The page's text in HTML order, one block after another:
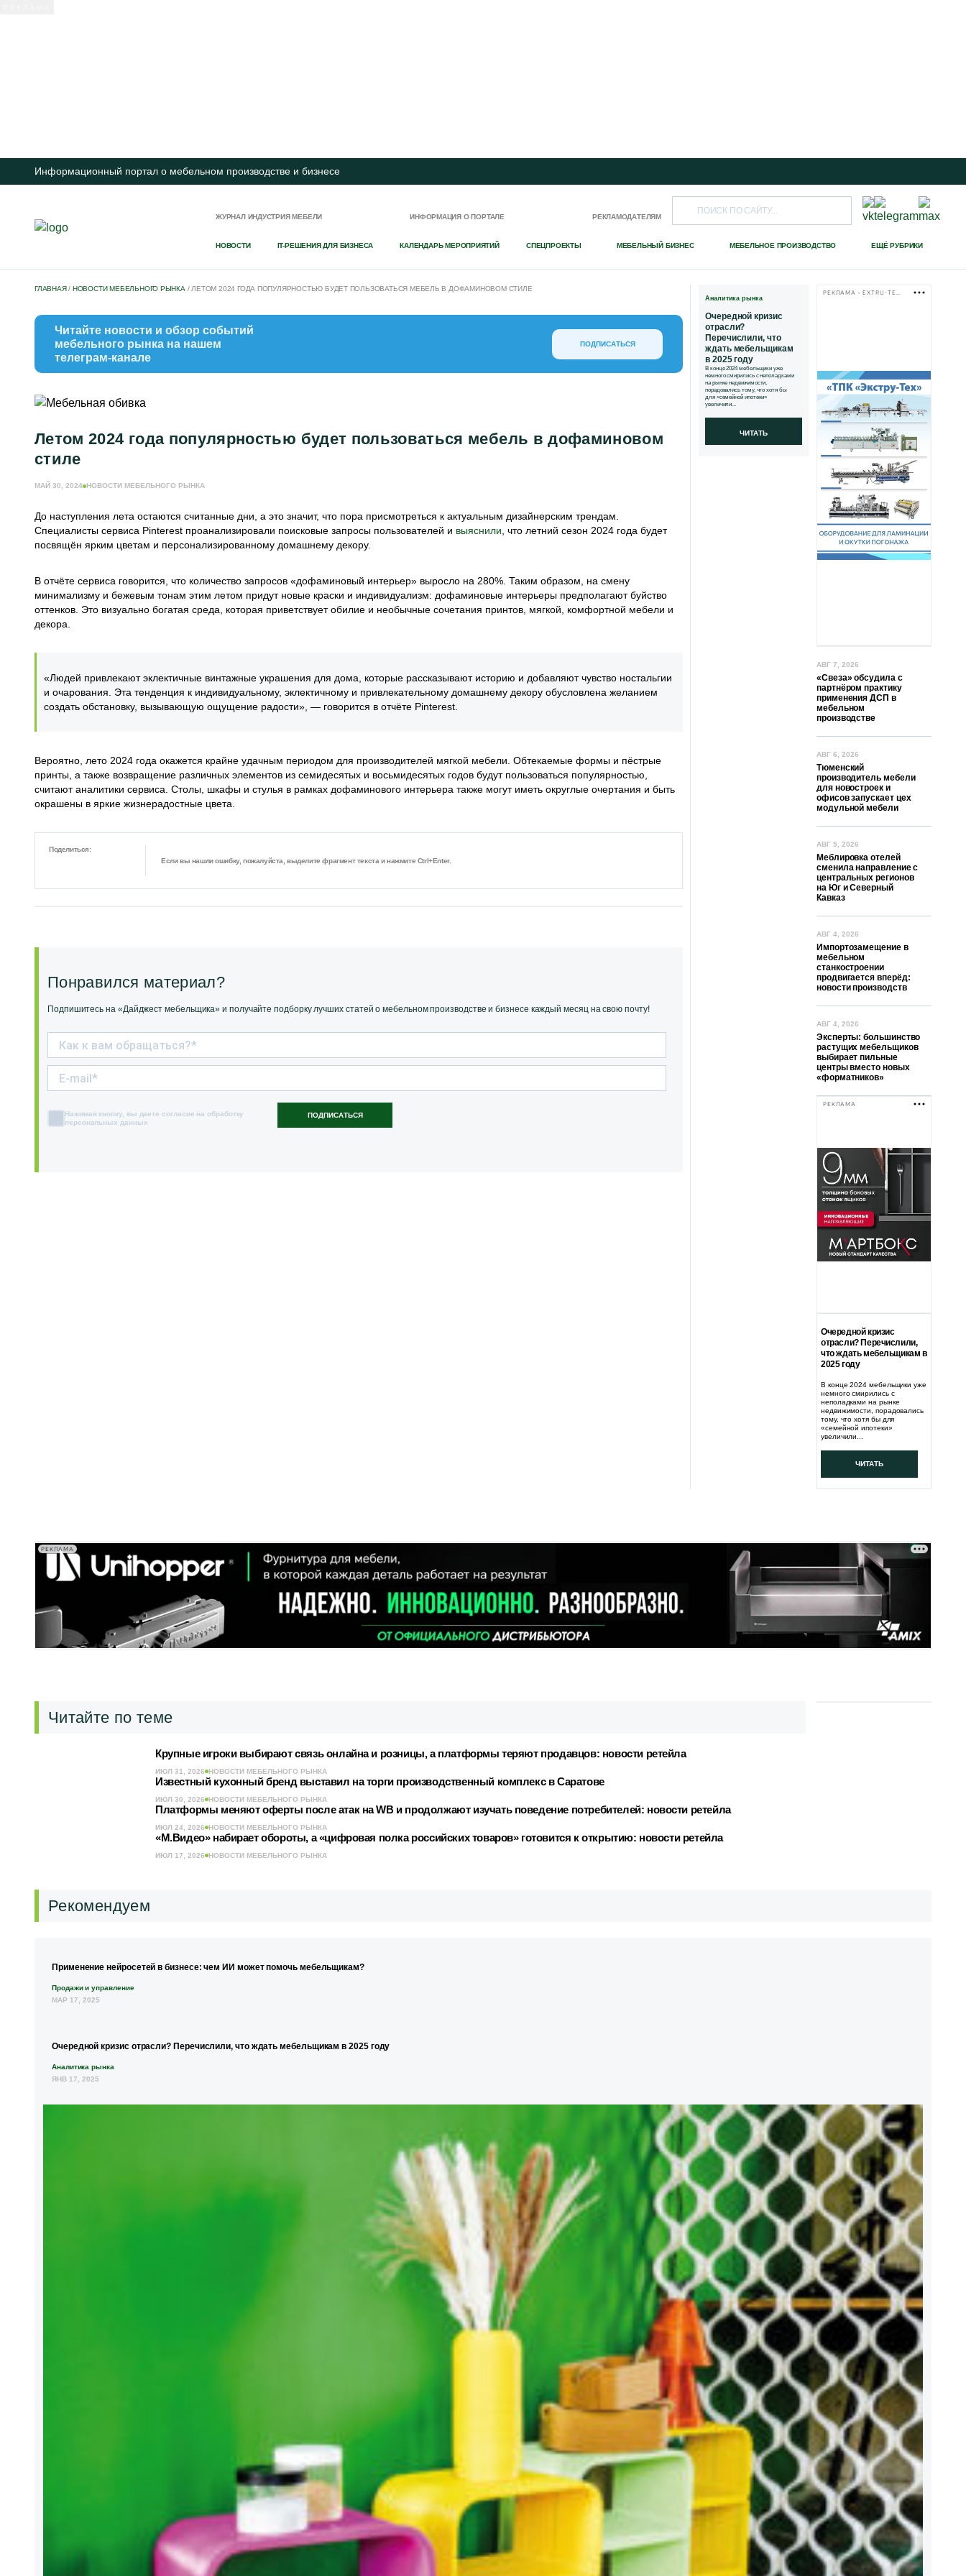
Информационный портал о мебельном производстве и бизнесе
ЖУРНАЛ ИНДУСТРИЯ МЕБЕЛИ ИНФОРМАЦИЯ О ПОРТАЛЕ РЕКЛАМОДАТЕЛЯМ
НОВОСТИ IT-РЕШЕНИЯ ДЛЯ БИЗНЕСА КАЛЕНДАРЬ МЕРОПРИЯТИЙ СПЕЦПРОЕКТЫ МЕБЕЛЬНЫЙ БИЗНЕС МЕБЕЛЬНОЕ ПРОИЗВОДСТВО ЕЩЁ РУБРИКИ
ГЛАВНАЯ/ НОВОСТИ МЕБЕЛЬНОГО РЫНКА / ЛЕТОМ 2024 ГОДА ПОПУЛЯРНОСТЬЮ БУДЕТ ПОЛЬЗОВАТЬСЯ МЕБЕЛЬ В ДОФАМИНОВОМ СТИЛЕ
Читайте новости и обзор событий
мебельного рынка на нашем
телеграм-канале
ПОДПИСАТЬСЯ
Летом 2024 года популярностью будет пользоваться мебель в дофаминовом
стиле
МАЙ 30, 2024 НОВОСТИ МЕБЕЛЬНОГО РЫНКА
До наступления лета остаются считанные дни, а это значит, что пора присмотреться к актуальным дизайнерским трендам.
Специалисты сервиса Pinterest проанализировали поисковые запросы пользователей и выяснили , что летний сезон 2024 года будет
посвящён ярким цветам и персонализированному домашнему декору.
В отчёте сервиса говорится, что количество запросов «дофаминовый интерьер» выросло на 280%. Таким образом, на смену
минимализму и бежевым тонам этим летом придут новые краски и индивидуализм: дофаминовые интерьеры предполагают буйство
оттенков. Это визуально богатая среда, которая приветствует обилие и необычные сочетания принтов, мягкой, комфортной мебели и
декора.
«Людей привлекают эклектичные винтажные украшения для дома, которые рассказывают историю и добавляют чувство ностальгии
и очарования. Эта тенденция к индивидуальному, эклектичному и привлекательному домашнему декору обусловлена желанием
создать обстановку, вызывающую ощущение радости», — говорится в отчёте Pinterest.
Вероятно, лето 2024 года окажется крайне удачным периодом для производителей мягкой мебели. Обтекаемые формы и пёстрые
принты, а также возвращение различных элементов из семидесятых и восьмидесятых годов будут пользоваться популярностью,
считают аналитики сервиса. Столы, шкафы и стулья в рамках дофаминового интерьера также могут иметь округлые очертания и быть
окрашены в яркие жизнерадостные цвета.
Поделиться:
Если вы нашли ошибку, пожалуйста, выделите фрагмент текста и нажмите Ctrl+Enter.
Понравился материал?
Подпишитесь на «Дайджест мебельщика» и получайте подборку лучших статей о мебельном производстве и бизнесе каждый месяц на свою почту!
ПОДПИСАТЬСЯ
Нажимая кнопку, вы даете согласие на обработку
персональных данных
Аналитика рынка
Очередной кризис
отрасли?
Перечислили, что
ждать мебельщикам
в 2025 году
В конце 2024 мебельщики уже
немного смирились с неполадками
на рынке недвижимости,
порадовались тому, что хотя бы
для «семейной ипотеки»
увеличили...
ЧИТАТЬ
АВГ 7, 2026
«Свеза» обсудила с
партнёром практику
применения ДСП в
мебельном
производстве
АВГ 6, 2026
Тюменский
производитель мебели
для новостроек и
офисов запускает цех
модульной мебели
АВГ 5, 2026
Меблировка отелей
сменила направление с
центральных регионов
на Юг и Северный
Кавказ
АВГ 4, 2026
Импортозамещение в
мебельном
станкостроении
продвигается вперёд:
новости производств
АВГ 4, 2026
Эксперты: большинство
растущих мебельщиков
выбирает пильные
центры вместо новых
«форматников»
РЕКЛАМА
Очередной кризис
отрасли? Перечислили,
что ждать мебельщикам в
2025 году
В конце 2024 мебельщики уже
немного смирились с
неполадками на рынке
недвижимости, порадовались
тому, что хотя бы для
«семейной ипотеки»
увеличили...
ЧИТАТЬ
РЕКЛАМА
Читайте по теме
Крупные игроки выбирают связь онлайна и розницы, а платформы теряют продавцов: новости ретейла
ИЮЛ 31, 2026 НОВОСТИ МЕБЕЛЬНОГО РЫНКА
Известный кухонный бренд выставил на торги производственный комплекс в Саратове
ИЮЛ 30, 2026 НОВОСТИ МЕБЕЛЬНОГО РЫНКА
Платформы меняют оферты после атак на WB и продолжают изучать поведение потребителей: новости ретейла
ИЮЛ 24, 2026 НОВОСТИ МЕБЕЛЬНОГО РЫНКА
«М.Видео» набирает обороты, а «цифровая полка российских товаров» готовится к открытию: новости ретейла
ИЮЛ 17, 2026 НОВОСТИ МЕБЕЛЬНОГО РЫНКА
Рекомендуем
Применение нейросетей в бизнесе: чем ИИ может помочь мебельщикам?
Продажи и управление
МАР 17, 2025
Очередной кризис отрасли? Перечислили, что ждать мебельщикам в 2025 году
Аналитика рынка
ЯНВ 17, 2025